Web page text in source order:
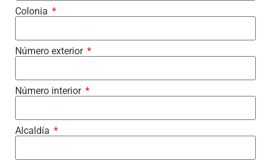
Colonia
Número exterior
Número interior
Alcaldía